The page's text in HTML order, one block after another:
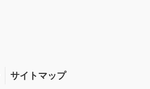
サイトマップ